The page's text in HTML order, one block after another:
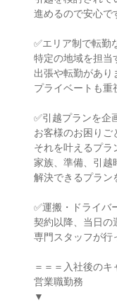
進めるので安心で
✅エリア制で転勤
特定の地域を担当
出張や転勤があり
プライベートも
✅引越プランを企
お客様のお困りご
それを叶えるプラ
家族、準備、引越
解決できるプラン
✅運搬・ドライバ
契約以降、当日の
専門スタッフが
＝＝＝入社後のキ
営業職勤務
▼